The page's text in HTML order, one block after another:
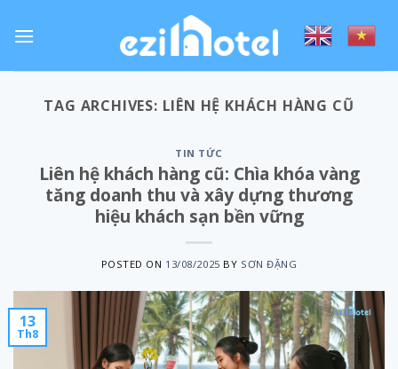
TAG ARCHIVES: LIÊN HỆ KHÁCH HÀNG CŨ
TIN TỨC
Liên hệ khách hàng cũ: Chìa khóa vàng
tăng doanh thu và xây dựng thương
hiệu khách sạn bền vững
POSTED ON 13/08/2025 BY SƠN ĐẶNG
13
Th8